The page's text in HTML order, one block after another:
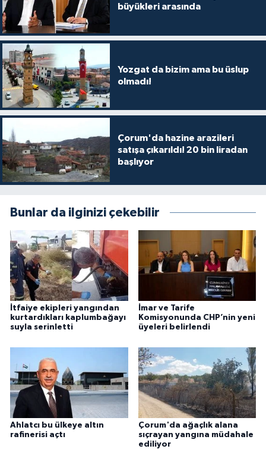
büyükleri arasında
Yozgat da bizim ama bu üslup
olmadı!
Çorum'da hazine arazileri
satışa çıkarıldı! 20 bin liradan
başlıyor
Bunlar da ilginizi çekebilir
İtfaiye ekipleri yangından
kurtardıkları kaplumbağayı
suyla serinletti
İmar ve Tarife
Komisyonunda CHP’nin yeni
üyeleri belirlendi
Ahlatcı bu ülkeye altın
rafinerisi açtı
Çorum'da ağaçlık alana
sıçrayan yangına müdahale
ediliyor